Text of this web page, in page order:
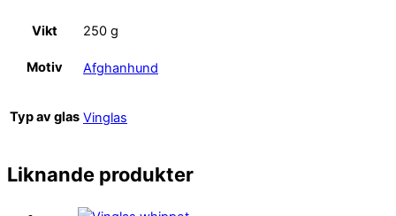
Vikt 250 g
Motiv Afghanhund
Typ av glas Vinglas
Liknande produkter